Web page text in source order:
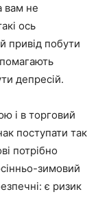
вам не
ось
привід побути
депресій.
і в торговий
поступати так
потрібно
зимовий
є ризик